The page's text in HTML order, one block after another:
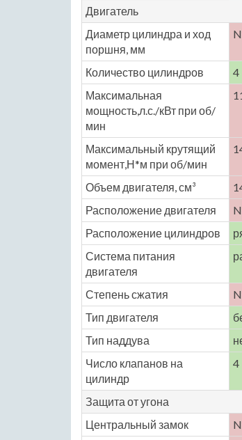
Двигатель
Диаметр цилиндра и ход
поршня, мм
Количество цилиндров 4
Максимальная
мощность,л.с./кВт при об/
мин
Максимальный крутящий
момент,Н*м при об/мин
Объем двигателя, см³
Расположение двигателя
Расположение цилиндров
Система питания
двигателя
Степень сжатия
Тип двигателя
Тип наддува
Число клапанов на
цилиндр
4
Защита от угона
Центральный замок